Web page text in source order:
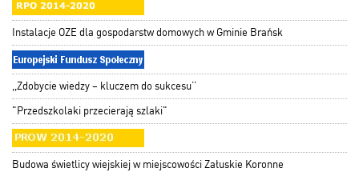
Instalacje OZE dla gospodarstw domowych w Gminie Brańsk
,,Zdobycie wiedzy – kluczem do sukcesu’’
"Przedszkolaki przecierają szlaki"
Budowa świetlicy wiejskiej w miejscowości Załuskie Koronne